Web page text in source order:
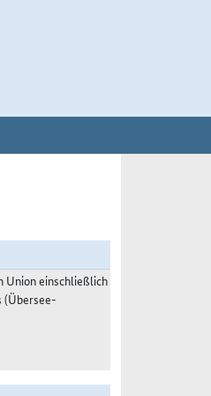
Union einschließlich
(Übersee-